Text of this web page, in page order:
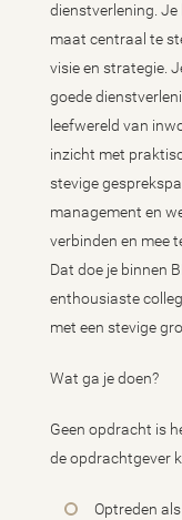
dienstverlening.
maat centraal te
visie en strategie.
goede
leefwereld van
inzicht met
stevige
management en
verbinden en mee
Dat doe je binnen
enthousiaste
met een stevige
Wat ga je doen?
Geen opdracht is
de opdrachtgever
Optreden